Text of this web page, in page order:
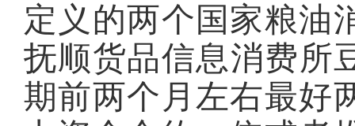
定义的两个国家粮油
抚顺货品信息消费所
期前两个月左右最好